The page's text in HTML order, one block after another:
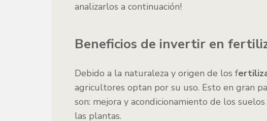
analizarlos a continuación!
Beneficios de invertir en
Debido a la naturaleza y origen de los f
agricultores optan por su uso. Esto en gran
son: mejora y acondicionamiento de los
las plantas.